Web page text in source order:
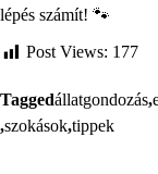
lépés számít! 🐾
Post Views: 177
Taggedállatgondozás,
,szokások,tippek